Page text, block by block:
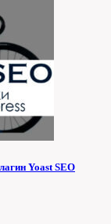
Yoast SEO